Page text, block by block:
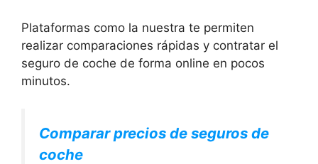
Plataformas como la nuestra te permiten
realizar comparaciones rápidas y contratar el
seguro de coche de forma online en pocos
minutos.
Comparar precios de seguros de
coche